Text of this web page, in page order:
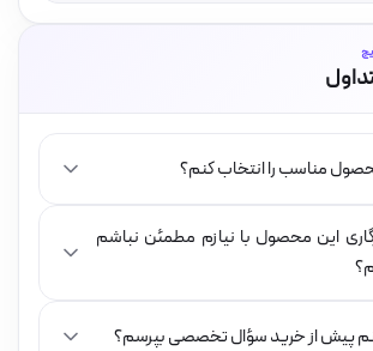
مناسب را انتخاب کنم؟
این محصول با نیازم مطمئن نباشم
پیش از خرید سؤال تخصصی بپرسم؟